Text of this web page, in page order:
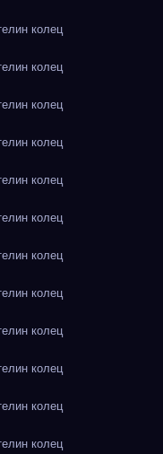
колец
колец
колец
колец
колец
колец
колец
колец
колец
колец
колец
колец